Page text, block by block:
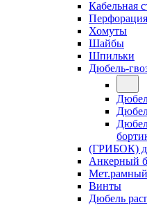
Кабельная
Перфорация
Хомуты
Шайбы
Шпильки
Дюбель-
(ГРИБОК)
Анкерный
Винты
Дюбель